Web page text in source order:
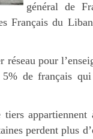
général de
Français du
pour
de français
tiers
perdent plus